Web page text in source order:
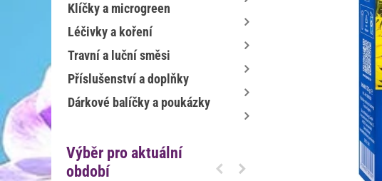
Klíčky a microgreen
Léčivky a koření
Travní a luční směsi
Příslušenství a doplňky
Dárkové balíčky a poukázky
Výběr pro aktuální
období